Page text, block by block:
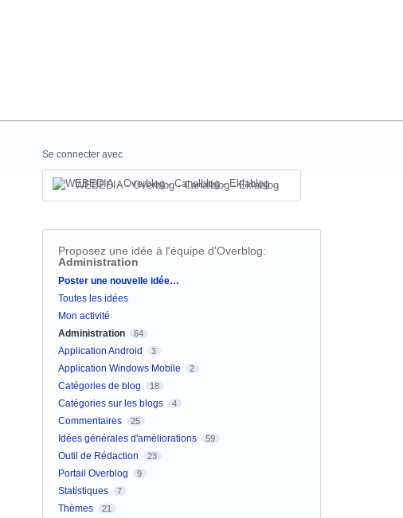
Se connecter avec
WEBEDIA - Overblog - Canalblog - Eklablog
Proposez une idée à l'équipe d'Overblog:
Administration
Catégories
Poster une nouvelle idée…
Toutes les idées
Mon activité
Administration
64
Application Android 3
Application Windows Mobile 2
Catégories de blog 18
Catégories sur les blogs 4
Commentaires 25
Idées générales d'améliorations 59
Outil de Rédaction 23
Portail Overblog 9
Statistiques 7
Thèmes 21